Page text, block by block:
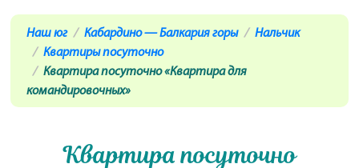
Наш юг Кабардино — Балкария горы
Нальчик
Квартиры посуточно
Квартира посуточно «Квартира для
командировочных»
Квартира посуточно